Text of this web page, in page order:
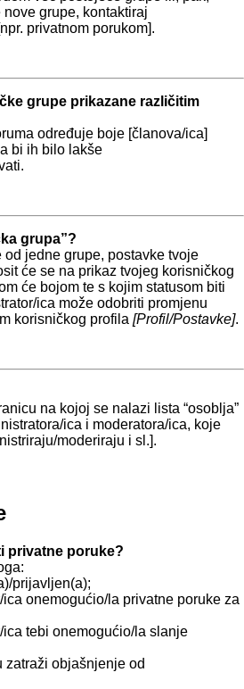
grupe, kontaktiraj
privatnom porukom].
grupe prikazane različitim
određuje boje [članova/ica]
bi ih bilo lakše
grupa”?
jedne grupe, postavke tvoje
će se na prikaz tvojeg korisničkog
će bojom te s kojim statusom biti
ica može odobriti promjenu
korisničkog profila [Profil/Postavke].
na kojoj se nalazi lista “osoblja”
ica i moderatora/ica, koje
moderiraju i sl.].
privatne poruke?
prijavljen(a);
onemogućio/la privatne poruke za
tebi onemogućio/la slanje
zatraži objašnjenje od